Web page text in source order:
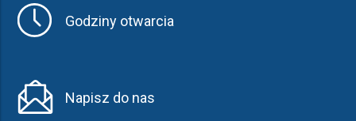
do
Godziny otwarcia
Napisz do nas